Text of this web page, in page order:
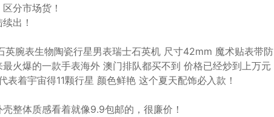
分市场货！
出！
英腕表生物陶瓷行星男表瑞士石英机 尺寸42mm 魔术贴表带防
火爆的一款手表海外 澳门排队都买不到 价格已经炒到上万元
着宇宙得11颗行星 颜色鲜艳 这个夏天配饰必入款！
整体质感看着就像9.9包邮的，很廉价！